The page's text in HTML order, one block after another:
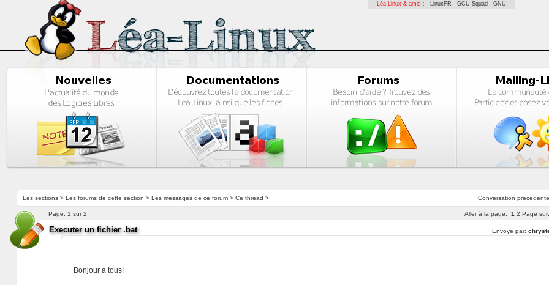
Léa-Linux & amis : LinuxFR GCU-Squad GNU
Conversation precedente
Les sections> Les forums de cette section > Les messages de ce forum> Ce thread >
Aller à la page: 1 2 Page
Page: 1 sur 2
Executer un fichier .bat Envoyé par:
Bonjour à tous!